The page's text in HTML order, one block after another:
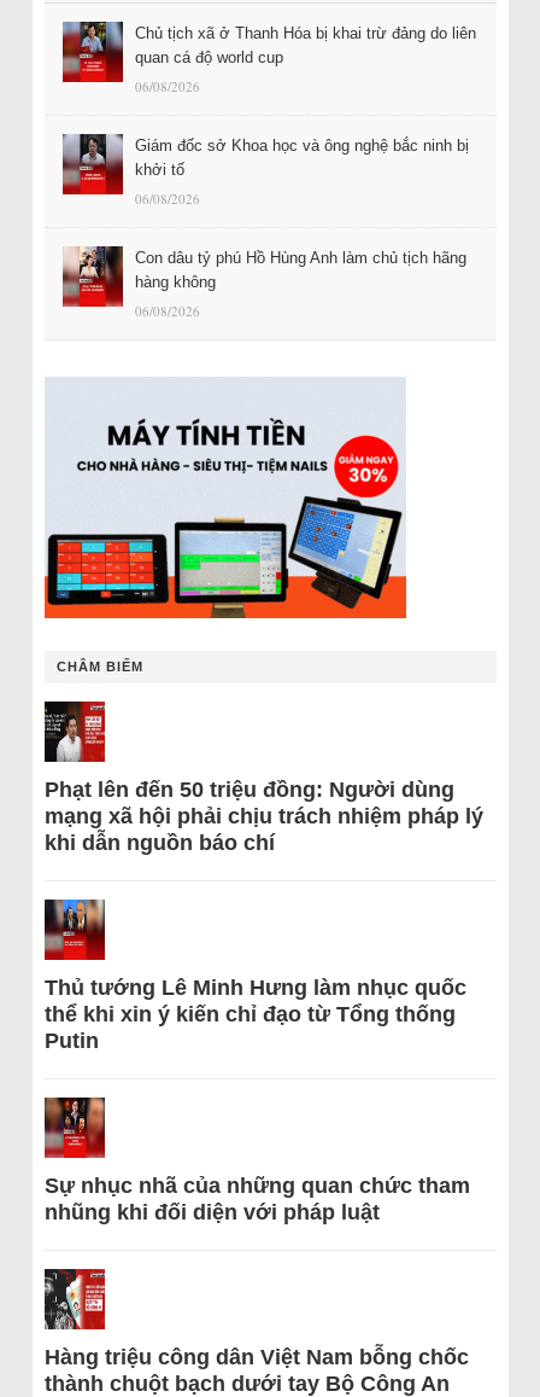
Chủ tịch xã ở Thanh Hóa bị khai trừ đảng do liên
quan cá độ world cup
06/08/2026
Giám đốc sở Khoa học và ông nghệ bắc ninh bị
khởi tố
06/08/2026
Con dâu tỷ phú Hồ Hùng Anh làm chủ tịch hãng
hàng không
06/08/2026
CHÂM BIẾM
Phạt lên đến 50 triệu đồng: Người dùng
mạng xã hội phải chịu trách nhiệm pháp lý
khi dẫn nguồn báo chí
Thủ tướng Lê Minh Hưng làm nhục quốc
thể khi xin ý kiến chỉ đạo từ Tổng thống
Putin
Sự nhục nhã của những quan chức tham
nhũng khi đối diện với pháp luật
Hàng triệu công dân Việt Nam bỗng chốc
thành chuột bạch dưới tay Bộ Công An